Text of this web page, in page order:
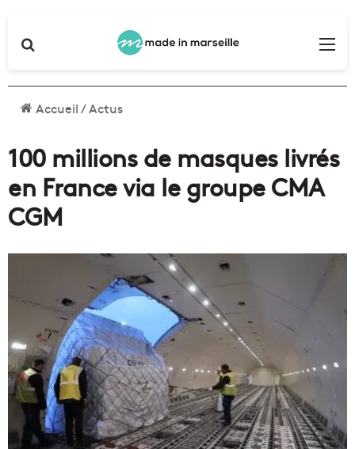
Accueil/Actus
100 millions de masques livrés
en France via le groupe CMA
CGM